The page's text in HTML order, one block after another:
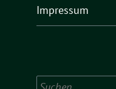
Impressum
Suchen